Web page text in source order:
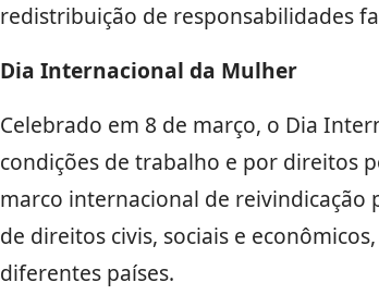
redistribuição de responsabilidades
Dia Internacional da Mulher
Celebrado em 8 de março, o Dia
condições de trabalho e por direitos
marco internacional de reivindicação
de direitos civis, sociais e
diferentes países.